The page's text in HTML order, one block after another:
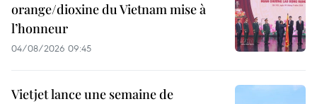
orange/dioxine du Vietnam mise à
l’honneur
04/08/2026 09:45
Vietjet lance une semaine de